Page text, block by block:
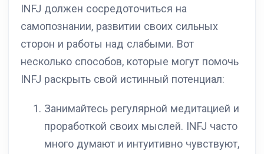
INFJ должен сосредоточиться на
самопознании, развитии своих сильных
сторон и работы над слабыми. Вот
несколько способов, которые могут помочь
INFJ раскрыть свой истинный потенциал:
Занимайтесь регулярной медитацией и
проработкой своих мыслей. INFJ часто
много думают и интуитивно чувствуют,